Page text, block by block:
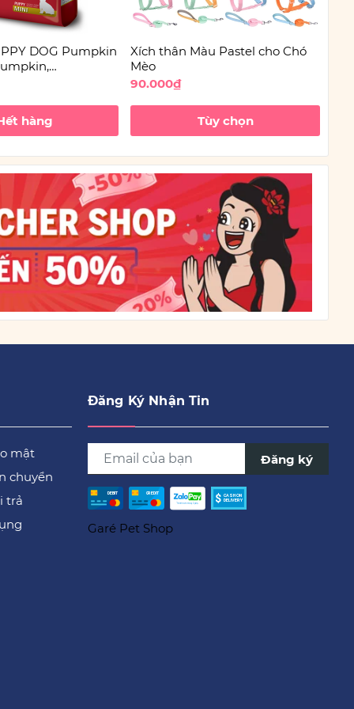
DOG Pumpkin
hàng
Xích thân Màu Pastel cho Chó
Mèo
90.000₫
Tùy chọn
mật
chuyển
trả
Đăng Ký Nhận Tin
Đăng ký